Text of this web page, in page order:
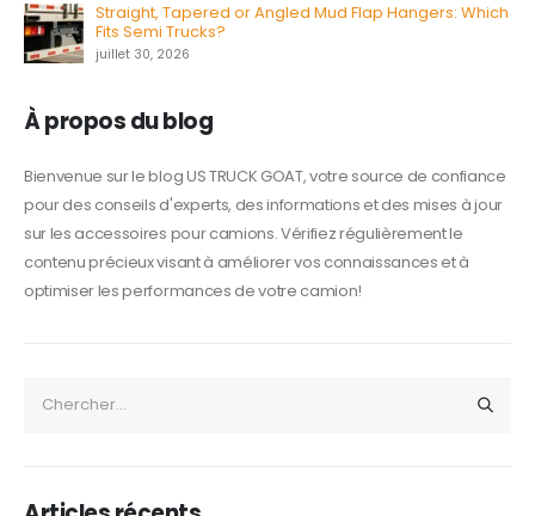
Straight, Tapered or Angled Mud Flap Hangers: Which
Fits Semi Trucks?
juillet 30, 2026
À propos du blog
Bienvenue sur le blog US TRUCK GOAT, votre source de confiance
pour des conseils d'experts, des informations et des mises à jour
sur les accessoires pour camions. Vérifiez régulièrement le
contenu précieux visant à améliorer vos connaissances et à
optimiser les performances de votre camion!